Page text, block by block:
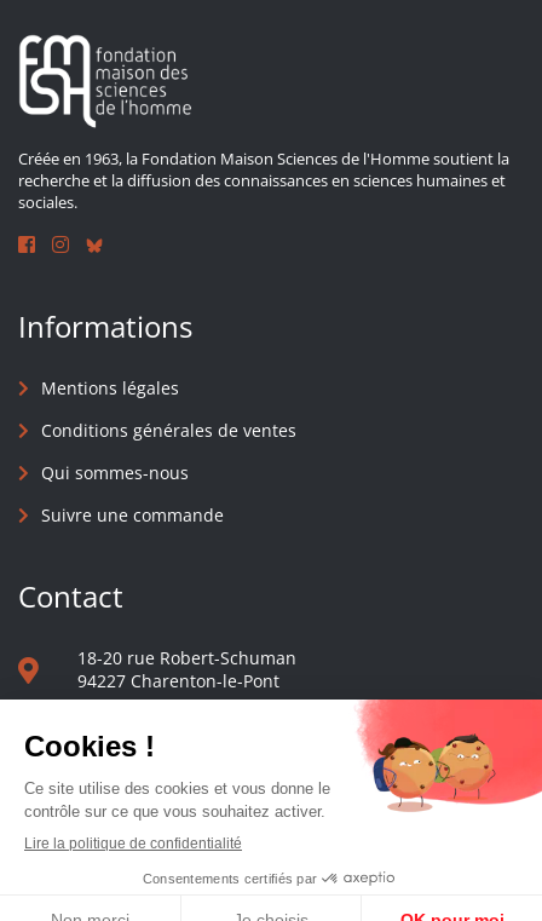
Créée en 1963, la Fondation Maison Sciences de l'Homme soutient la
recherche et la diffusion des connaissances en sciences humaines et
sociales.
Informations
Mentions légales
Conditions générales de ventes
Qui sommes-nous
Suivre une commande
Contact
18-20 rue Robert-Schuman
94227 Charenton-le-Pont